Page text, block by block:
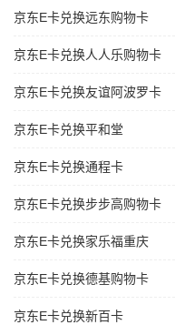
京东E卡兑换远东购物卡
京东E卡兑换人人乐购物卡
京东E卡兑换友谊阿波罗卡
京东E卡兑换平和堂
京东E卡兑换通程卡
京东E卡兑换步步高购物卡
京东E卡兑换家乐福重庆
京东E卡兑换德基购物卡
京东E卡兑换新百卡